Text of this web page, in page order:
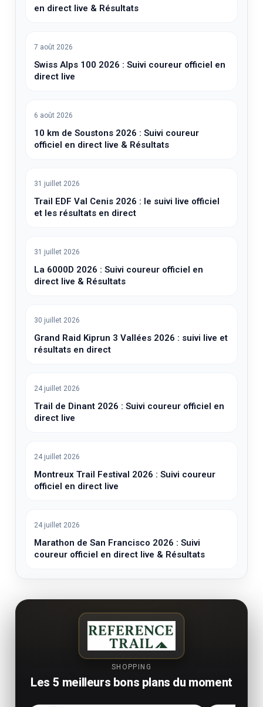
en direct live & Résultats
7 août 2026
Swiss Alps 100 2026 : Suivi coureur officiel en
direct live
6 août 2026
10 km de Soustons 2026 : Suivi coureur
officiel en direct live & Résultats
31 juillet 2026
Trail EDF Val Cenis 2026 : le suivi live officiel
et les résultats en direct
31 juillet 2026
La 6000D 2026 : Suivi coureur officiel en
direct live & Résultats
30 juillet 2026
Grand Raid Kiprun 3 Vallées 2026 : suivi live et
résultats en direct
24 juillet 2026
Trail de Dinant 2026 : Suivi coureur officiel en
direct live
24 juillet 2026
Montreux Trail Festival 2026 : Suivi coureur
officiel en direct live
24 juillet 2026
Marathon de San Francisco 2026 : Suivi
coureur officiel en direct live & Résultats
SHOPPING
Les 5 meilleurs bons plans du moment